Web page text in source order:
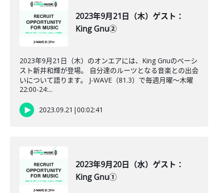
2023年9月21日（木）ゲスト：
King Gnu②
2023年9月21日（木）のオンエアには、King Gnuのベーシ
スト新井和輝が登場。 自分達のルーツとなる音楽との出会
いについて語ります。 J-WAVE（81.3）で毎週月曜～木曜
22:00-24:...
2023.09.21 |00:02:41
2023年9月20日（水）ゲスト：
King Gnu①